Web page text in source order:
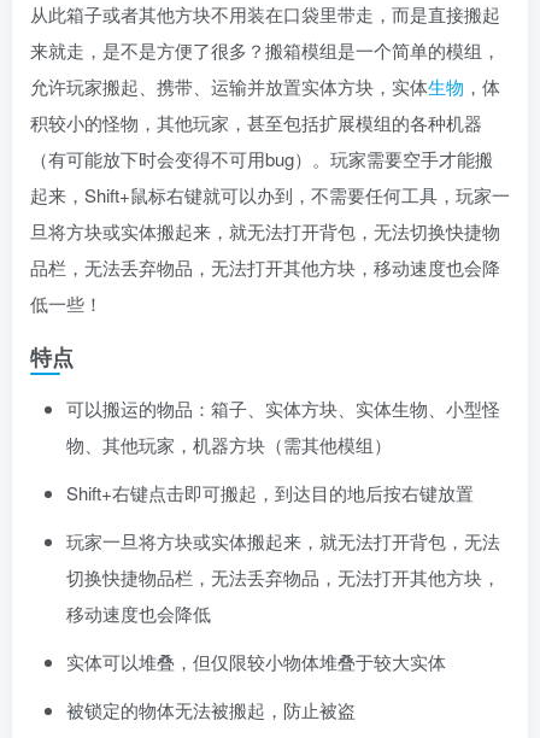
从此箱子或者其他方块不用装在口袋里带走，而是直接搬起
来就走，是不是方便了很多？搬箱模组是一个简单的模组，
允许玩家搬起、携带、运输并放置实体方块，实体生物 ，体
积较小的怪物，其他玩家，甚至包括扩展模组的各种机器
（有可能放下时会变得不可用bug）。玩家需要空手才能搬
起来，Shift+鼠标右键就可以办到，不需要任何工具，玩家一
旦将方块或实体搬起来，就无法打开背包，无法切换快捷物
品栏，无法丢弃物品，无法打开其他方块，移动速度也会降
低一些！
特点
可以搬运的物品：箱子、实体方块、实体生物、小型怪
物、其他玩家，机器方块（需其他模组）
Shift+右键点击即可搬起，到达目的地后按右键放置
玩家一旦将方块或实体搬起来，就无法打开背包，无法
切换快捷物品栏，无法丢弃物品，无法打开其他方块，
移动速度也会降低
实体可以堆叠，但仅限较小物体堆叠于较大实体
被锁定的物体无法被搬起，防止被盗